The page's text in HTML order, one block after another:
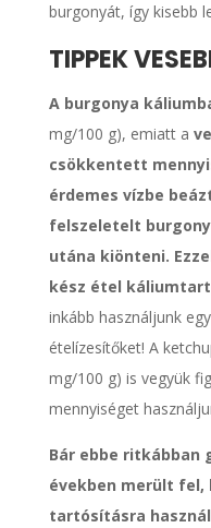
burgonyát, így kisebb
TIPPEK
A burgonya
mg/100 g), emiatt a
csökkentett
érdemes vízbe
felszeletelt
utána kiönteni.
kész étel
inkább használjunk
ételízesítőket! A
mg/100 g) is vegyük
mennyiséget
Bár ebbe ritkábban
években merült fel,
tartósításra